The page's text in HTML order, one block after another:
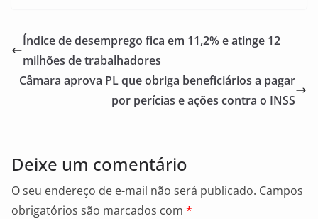
e
b
o
l e
Índice de desemprego fica em 11,2% e atinge 12
milhões de trabalhadores
Câmara aprova PL que obriga beneficiários a pagar
por perícias e ações contra o INSS
Deixe um comentário
O seu endereço de e-mail não será publicado. Campos
obrigatórios são marcados com *